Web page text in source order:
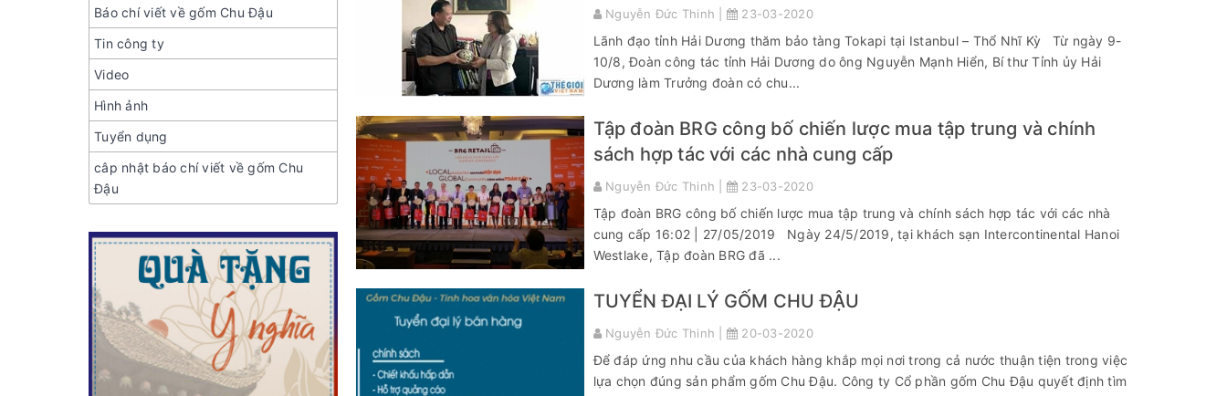
Báo chí viết về gốm Chu Đậu
Tin công ty
Video
Hình ảnh
Tuyển dụng
câp nhật báo chí viết về gốm Chu
Đậu
Nguyễn Đức Thinh | 23-03-2020
Lãnh đạo tỉnh Hải Dương thăm bảo tàng Tokapi tại Istanbul – Thổ Nhĩ Kỳ Từ ngày 9-
10/8, Đoàn công tác tỉnh Hải Dương do ông Nguyễn Mạnh Hiển, Bí thư Tỉnh ủy Hải
Dương làm Trưởng đoàn có chu...
Tập đoàn BRG công bố chiến lược mua tập trung và chính
sách hợp tác với các nhà cung cấp
Nguyễn Đức Thinh | 23-03-2020
Tập đoàn BRG công bố chiến lược mua tập trung và chính sách hợp tác với các nhà
cung cấp 16:02 | 27/05/2019 Ngày 24/5/2019, tại khách sạn Intercontinental Hanoi
Westlake, Tập đoàn BRG đã ...
TUYỂN ĐẠI LÝ GỐM CHU ĐẬU
Nguyễn Đức Thinh | 20-03-2020
Để đáp ứng nhu cầu của khách hàng khắp mọi nơi trong cả nước thuận tiện trong việc
lựa chọn đúng sản phẩm gốm Chu Đậu. Công ty Cổ phần gốm Chu Đậu quyết định tìm